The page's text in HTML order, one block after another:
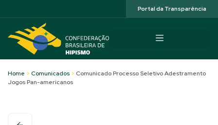
Portal da Transparência
Home > Comunicados > Comunicado Processo Seletivo Adestramento
Jogos Pan-americanos